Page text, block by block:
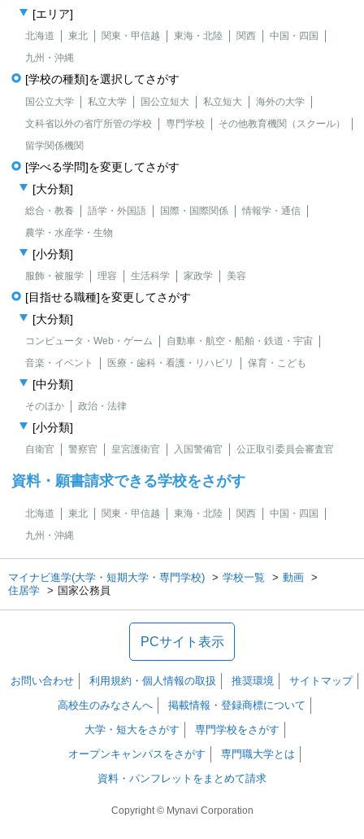
[エリア]
北海道 東北 関東・甲信越 東海・北陸 関西
中国・四国
九州・沖縄
[学校の種類]を選択してさがす
国公立大学 私立大学 国公立短大 私立短大
海外の大学
文科省以外の省庁所管の学校
専門学校
その他教育機関（スクール）
留学関係機関
[学べる学問]を変更してさがす
[大分類]
総合・教養 語学・外国語 国際・国際関係
情報学・通信
農学・水産学・生物
[小分類]
服飾・被服学 理容 生活科学 家政学 美容
[目指せる職種]を変更してさがす
[大分類]
コンピュータ・Web・ゲーム
自動車・航空・船舶・鉄道・宇宙
音楽・イベント
医療・歯科・看護・リハビリ 保育・こども
[中分類]
そのほか 政治・法律
[小分類]
自衛官 警察官 皇宮護衛官 入国警備官 公正取引委員会審査官
資料・願書請求できる学校をさがす
北海道 東北 関東・甲信越 東海・北陸 関西
中国・四国
九州・沖縄
マイナビ進学(大学・短期大学・専門学校) 学校一覧
動画
住居学
国家公務員
PCサイト表示
お問い合わせ 利用規約・個人情報の取扱 推奨環境
サイトマップ
高校生のみなさんへ
掲載情報・登録商標について
大学・短大をさがす
専門学校をさがす
オープンキャンパスをさがす
専門職大学とは
資料・パンフレットをまとめて請求
Copyright © Mynavi Corporation